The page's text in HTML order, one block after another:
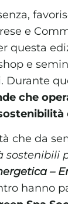
e
questa
e
Durante
che
che da
–
hanno